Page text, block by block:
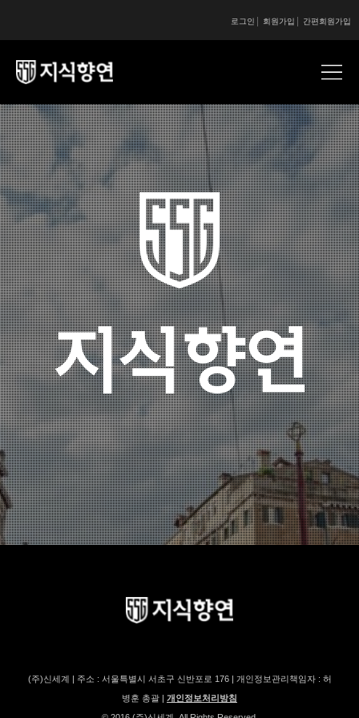
간편회원가입
회원가입
로그인
콘텐츠 시작
(주)신세계 | 주소 : 서울특별시 서초구 신반포로 176 | 개인정보관리책임자 : 허
병훈 총괄 | 개인정보처리방침